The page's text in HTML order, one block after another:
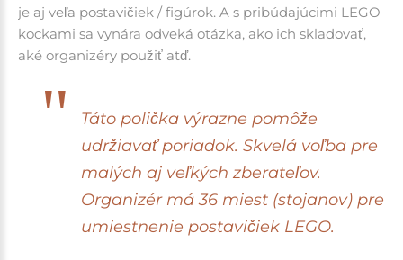
je aj veľa postavičiek / figúrok. A s pribúdajúcimi LEGO
kockami sa vynára odveká otázka, ako ich skladovať,
aké organizéry použiť atď.
Táto polička výrazne pomôže
udržiavať poriadok. Skvelá voľba pre
malých aj veľkých zberateľov.
Organizér má 36 miest (stojanov) pre
umiestnenie postavičiek LEGO.